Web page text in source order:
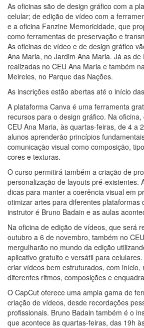
As oficinas são de design gráfico com a
celular; de edição de vídeo com a
e a oficina Fanzine Memoricidade, que
como ferramentas de preservação e
As oficinas de vídeo e de design gráfico
Ana Maria, no Jardim Ana Maria. Já as de
realizadas no CEU Ana Maria e também
Meireles, no Parque das Nações.
As inscrições estão abertas até o início
A plataforma Canva é uma ferramenta
recursos para o design gráfico. Na
CEU Ana Maria, às quartas-feiras, de 4 a
alunos aprenderão princípios
comunicação visual como composição,
cores e texturas.
O curso permitirá também a criação de
personalização de layouts pré-existentes.
dicas para manter a coerência visual em
otimizar artes para diferentes
instrutor é Bruno Badain e as aulas
Na oficina de edição de vídeos, que será
outubro a 6 de novembro, também no
mergulharão no mundo da edição
aplicativo gratuito e versátil para
criar vídeos bem estruturados, com início,
diferentes ritmos, composições e
O CapCut oferece uma ampla gama de
criação de vídeos, desde recordações
profissionais. Bruno Badain também é o
que acontece às quartas-feiras, das 19h